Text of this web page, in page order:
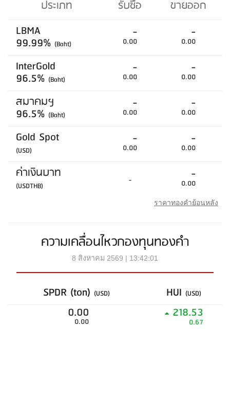
ประเภท รับซื้อ
ขายออก
LBMA
99.99% (Baht)
-
0.00
-
0.00
InterGold
96.5% (Baht)
-
0.00
-
0.00
สมาคมฯ
96.5% (Baht)
-
0.00
-
0.00
Gold Spot
(USD)
-
0.00
-
0.00
ค่าเงินบาท
(USDTHB) - -
0.00
ราคาทองคำย้อนหลัง
ความเคลื่อนไหวกองทุนทองคำ
8 สิงหาคม 2569 | 13:42:01
SPDR (ton) (USD) HUI (USD)
0.00
0.00
218.53
0.67